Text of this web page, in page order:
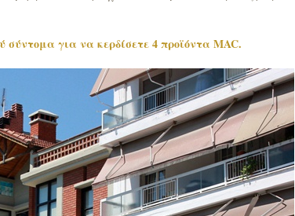
για να κερδίσετε 4 προϊόντα MAC.